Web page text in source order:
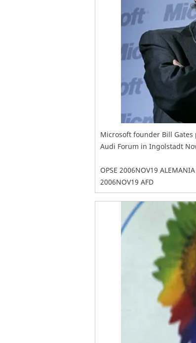
Microsoft founder Bill
Audi Forum in Ingolstadt
OPSE 2006NOV19
2006NOV19 AFD